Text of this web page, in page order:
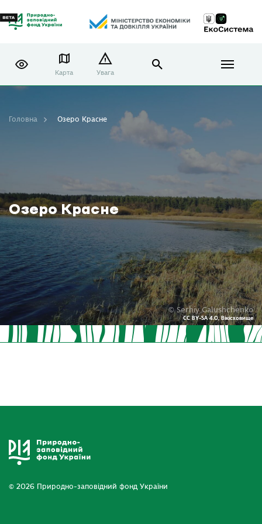
Карта Увага
Озеро Красне
Головна Озеро Красне
CC BY-SA 4.0, Вікісховище
© Serhiy Galushchenko
CC BY-SA 4.0, Вікісховище
© 2026 Природно-заповідний фонд України